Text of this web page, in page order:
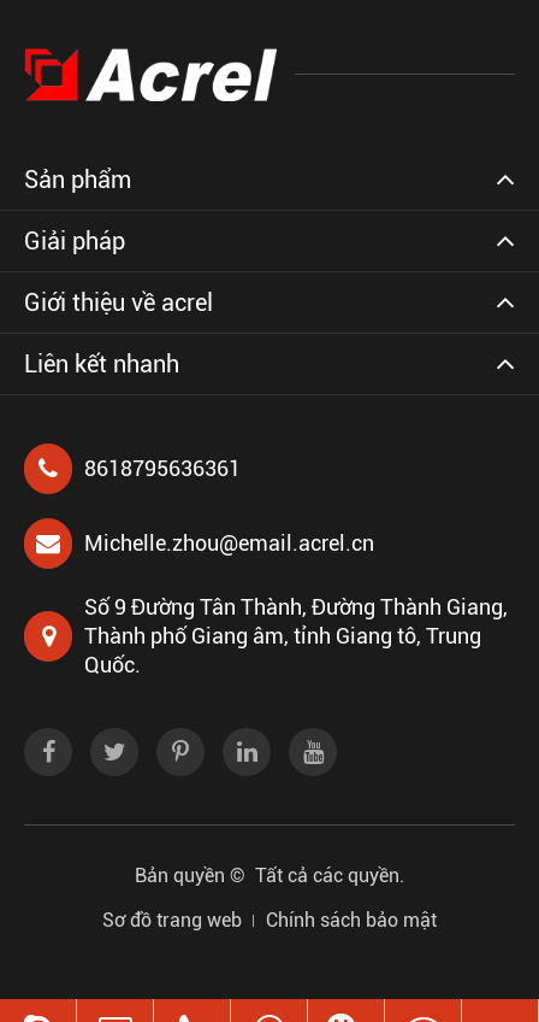
Sản phẩm
Giải pháp
Giới thiệu về acrel
Liên kết nhanh
8618795636361
Michelle.zhou@email.acrel.cn
Số 9 Đường Tân Thành, Đường Thành Giang,
Thành phố Giang âm, tỉnh Giang tô, Trung
Quốc.
Bản quyền © Tất cả các quyền.
Sơ đồ trang web
Chính sách bảo mật